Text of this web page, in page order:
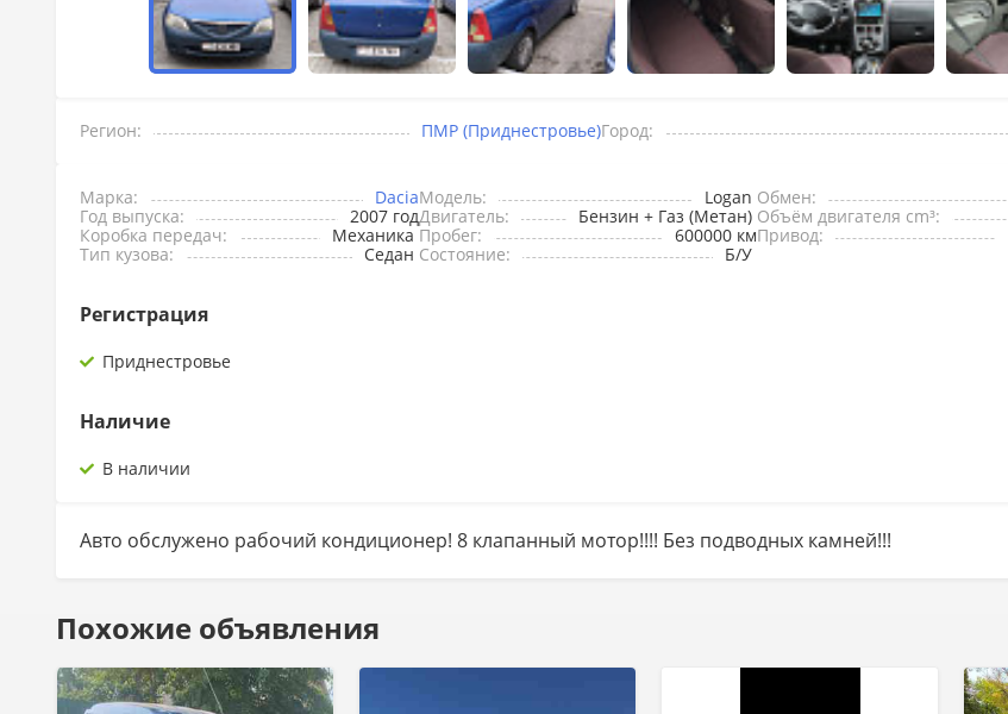
Регион: ПМР (Приднестровье)Город:
Марка: DaciaМодель: Logan Обмен:
Год выпуска:
2007 годДвигатель: Бензин + Газ (Метан) Объём двигателя cm³:
Коробка передач:
Механика Пробег: 600000 кмПривод:
Тип кузова:
Седан Состояние: Б/У
Регистрация
Приднестровье
Наличие
В наличии
Авто обслужено рабочий кондиционер! 8 клапанный мотор!!!! Без подводных камней!!!
Похожие объявления